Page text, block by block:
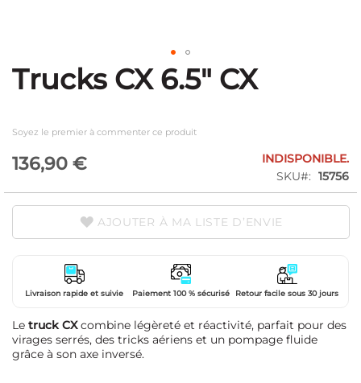
Skip
to
of
images
Trucks CX 6.5" CX
Soyez le premier à commenter ce produit
136,90 €
INDISPONIBLE.
SKU
15756
AJOUTER À MA LISTE D’ENVIE
Livraison rapide et suivie Paiement 100 % sécurisé Retour facile sous 30 jours
Le truck CXcombine légèreté et réactivité, parfait pour des
virages serrés, des tricks aériens et un pompage fluide
grâce à son axe inversé.